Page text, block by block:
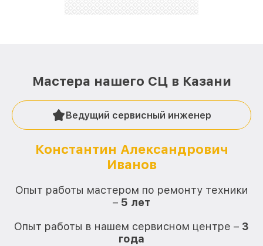
Мастера нашего СЦ в Казани
Ведущий сервисный инженер
Константин Александрович
Иванов
Опыт работы мастером по ремонту техники
– 5 лет
Опыт работы в нашем сервисном центре – 3
года